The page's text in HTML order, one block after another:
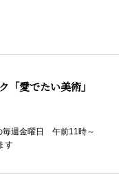
「愛でたい美術」
毎週金曜日 午前11時～
す